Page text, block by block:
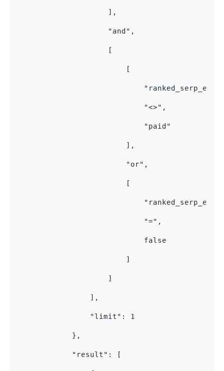
                    ],
                    "and",
                    [
                        [
                            "<>",
                            "paid"
                        ],
                        "or",
                        [
                            "=",
                            false
                        ]
                    ]
                ],
                "limit": 1
            },
            "result": [